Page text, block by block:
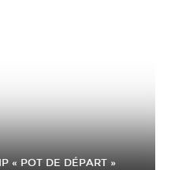
« POT DE DÉPART »